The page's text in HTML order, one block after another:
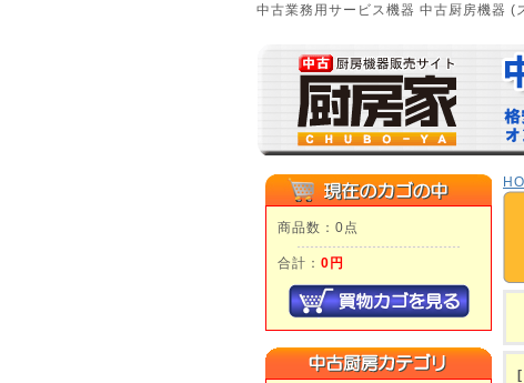
中古業務用サービス機器 中古厨房機器 (
商品数：0点
合計： 0円
[